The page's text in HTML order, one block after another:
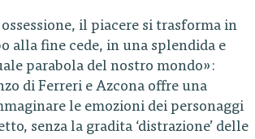
il piacere si trasforma in
alla fine cede, in una splendida e
parabola del nostro mondo»:
di Ferreri e Azcona offre una
le emozioni dei personaggi
senza la gradita ‘distrazione’ delle